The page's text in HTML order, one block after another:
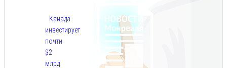
Канада
инвестирует
почти
$2
млрд